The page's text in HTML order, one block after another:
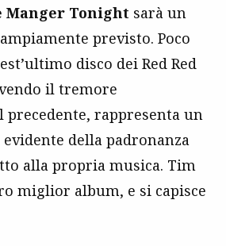
Manger Tonight sarà un
previsto. Poco
disco dei Red Red
il tremore
precedente, rappresenta un
della padronanza
alla propria musica. Tim
miglior album, e si capisce